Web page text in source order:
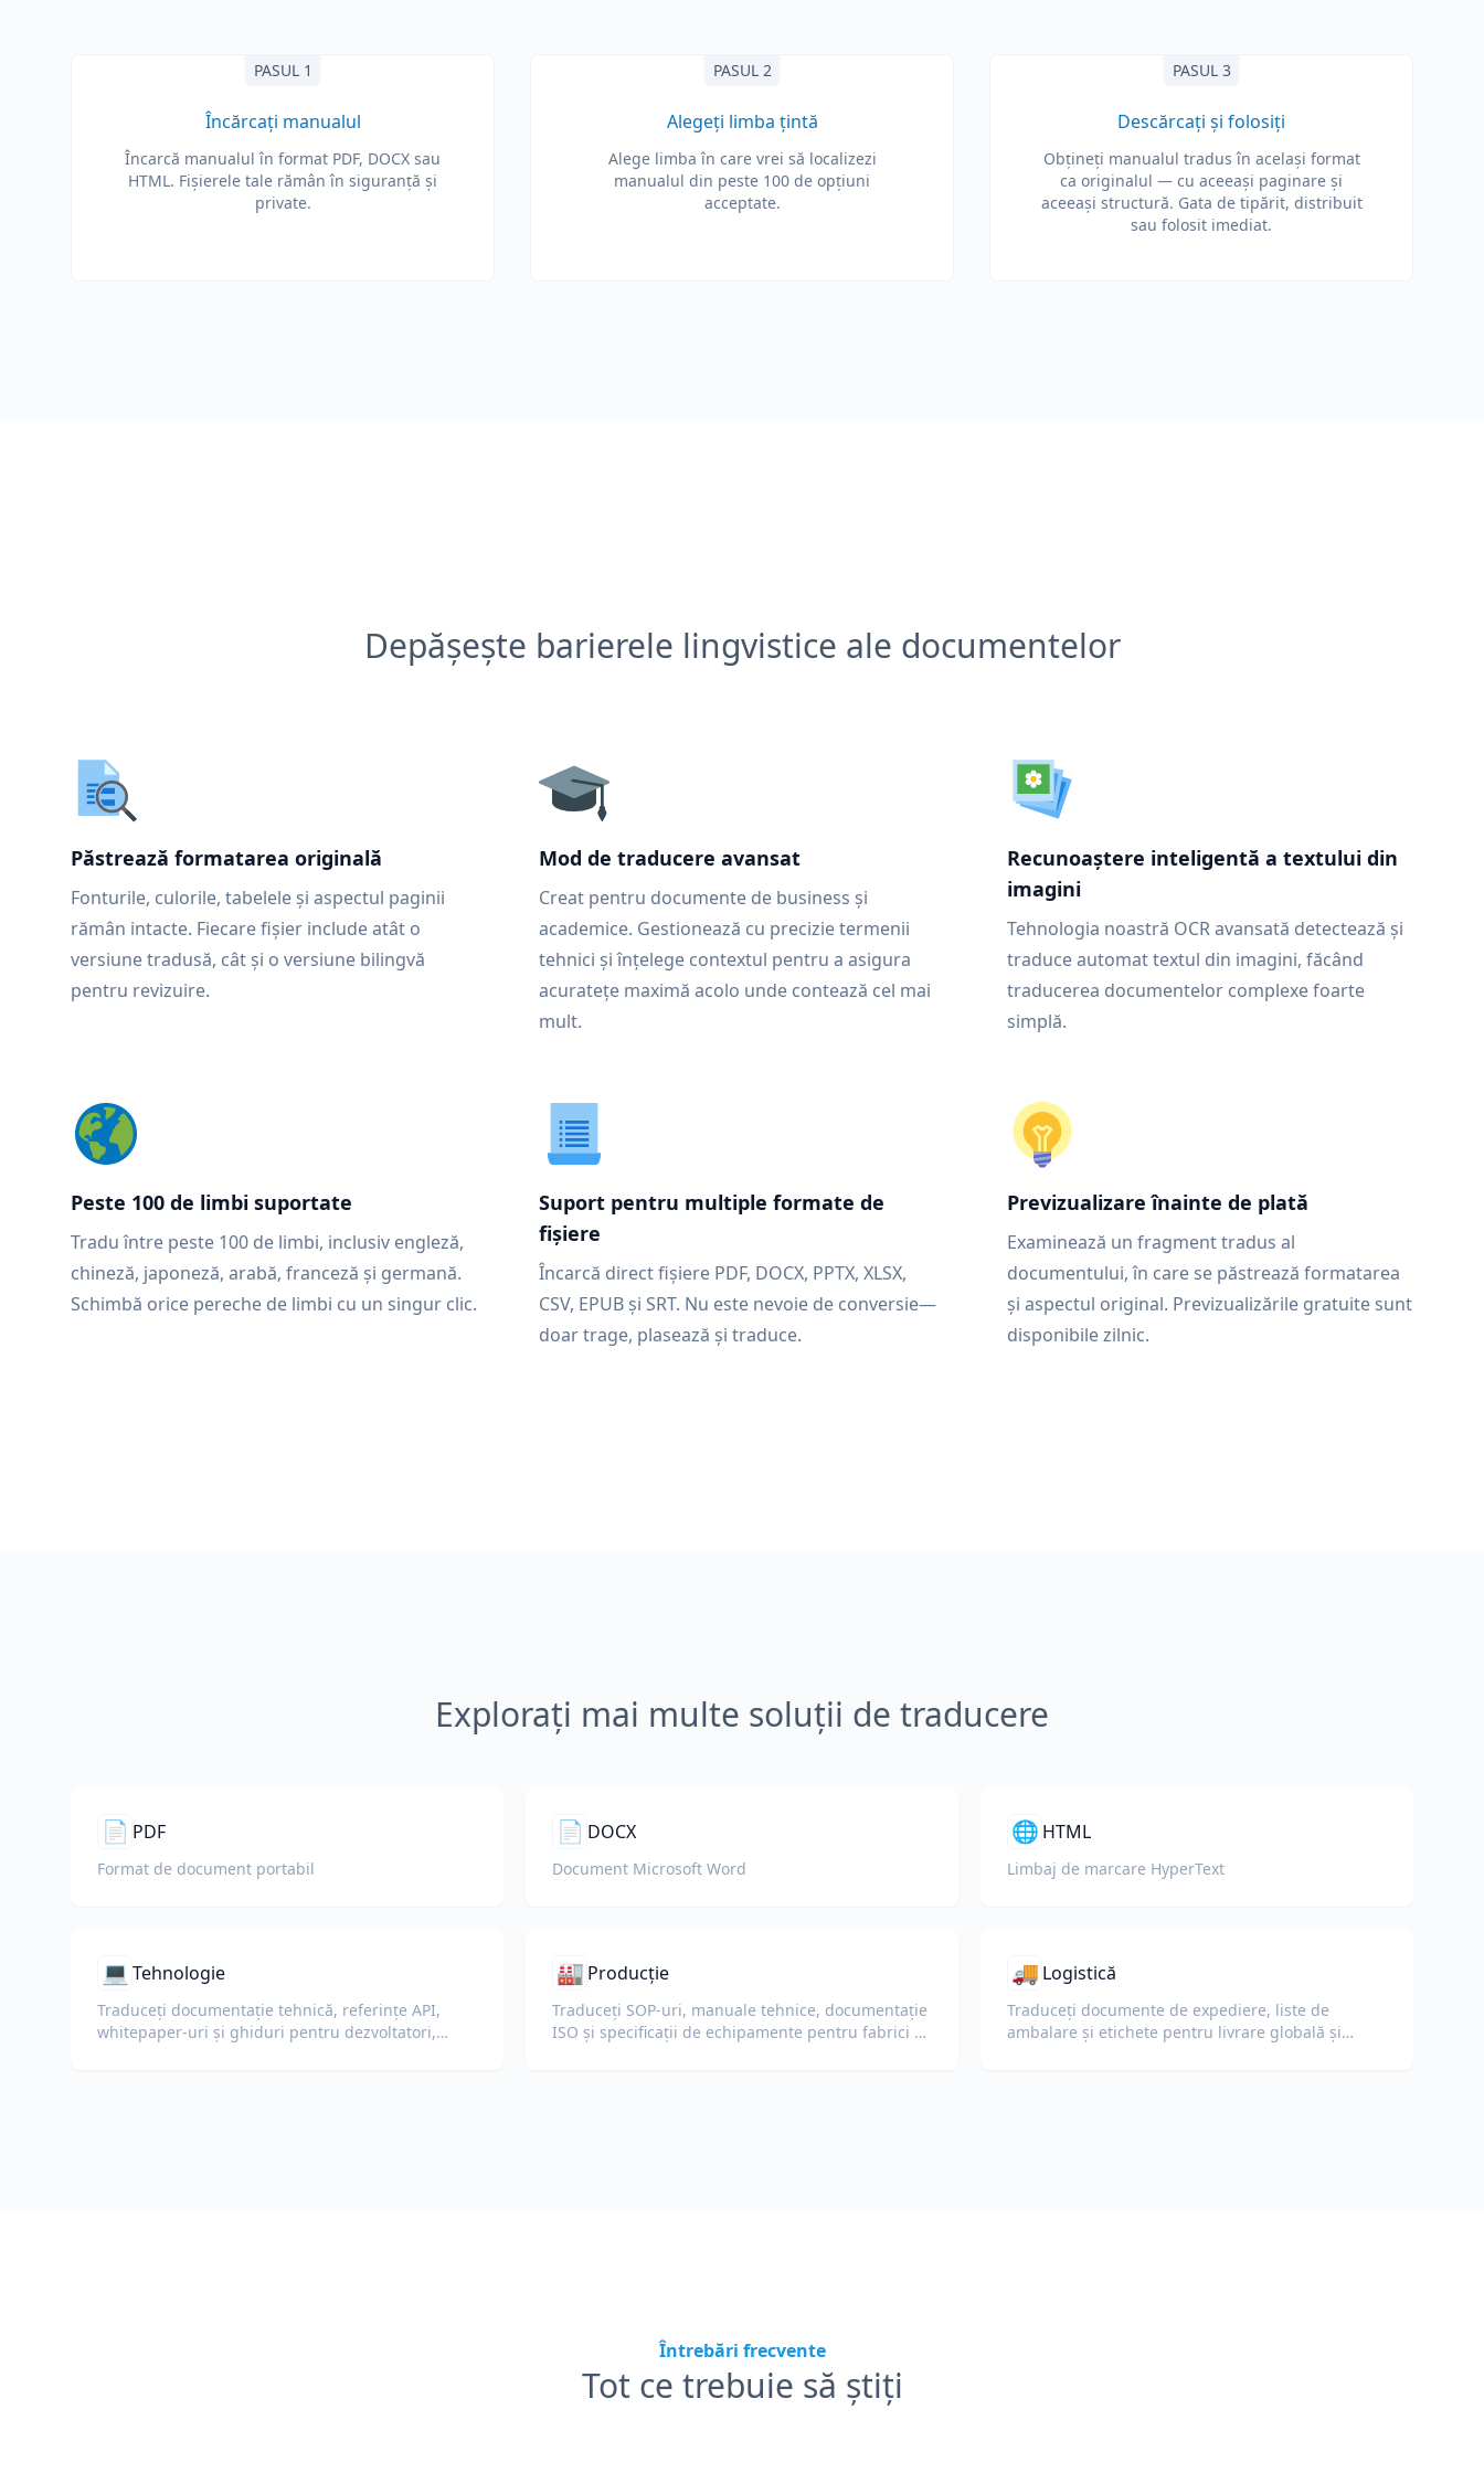
PASUL 1
Încărcați manualul
Încarcă manualul în format PDF, DOCX sau
HTML. Fișierele tale rămân în siguranță și
private.
PASUL 2
Alegeți limba țintă
Alege limba în care vrei să localizezi
manualul din peste 100 de opțiuni
acceptate.
PASUL 3
Descărcați și folosiți
Obțineți manualul tradus în același format
ca originalul — cu aceeași paginare și
aceeași structură. Gata de tipărit, distribuit
sau folosit imediat.
Depășește barierele lingvistice ale documentelor
Păstrează formatarea originală
Fonturile, culorile, tabelele și aspectul paginii
rămân intacte. Fiecare fișier include atât o
versiune tradusă, cât și o versiune bilingvă
pentru revizuire.
Mod de traducere avansat
Creat pentru documente de business și
academice. Gestionează cu precizie termenii
tehnici și înțelege contextul pentru a asigura
acuratețe maximă acolo unde contează cel mai
mult.
Recunoaștere inteligentă a textului din
imagini
Tehnologia noastră OCR avansată detectează și
traduce automat textul din imagini, făcând
traducerea documentelor complexe foarte
simplă.
Peste 100 de limbi suportate
Tradu între peste 100 de limbi, inclusiv engleză,
chineză, japoneză, arabă, franceză și germană.
Schimbă orice pereche de limbi cu un singur clic.
Suport pentru multiple formate de
fișiere
Încarcă direct fișiere PDF, DOCX, PPTX, XLSX,
CSV, EPUB și SRT. Nu este nevoie de conversie—
doar trage, plasează și traduce.
Previzualizare înainte de plată
Examinează un fragment tradus al
documentului, în care se păstrează formatarea
și aspectul original. Previzualizările gratuite sunt
disponibile zilnic.
Explorați mai multe soluții de traducere
📄 PDF
Format de document portabil
📄 DOCX
Document Microsoft Word
🌐 HTML
Limbaj de marcare HyperText
💻 Tehnologie
Traduceți documentație tehnică, referințe API,
whitepaper-uri și ghiduri pentru dezvoltatori,
🏭 Producție
Traduceți SOP-uri, manuale tehnice, documentație
ISO și specificații de echipamente pentru fabrici și
🚚 Logistică
Traduceți documente de expediere, liste de
ambalare și etichete pentru livrare globală și
Întrebări frecvente
Tot ce trebuie să știți